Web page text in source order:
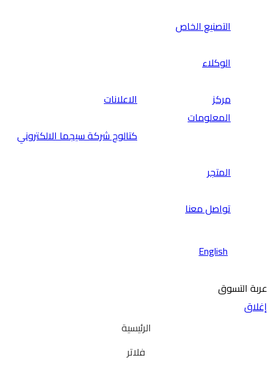
التصنيع الخاص
الوكلاء
مركز
المعلومات
الاعلانات
كتالوج شركة سيجما الالكتروني
المتجر
تواصل معنا
English
عربة التسوق
إغلاق
الرئيسية
فلاتر